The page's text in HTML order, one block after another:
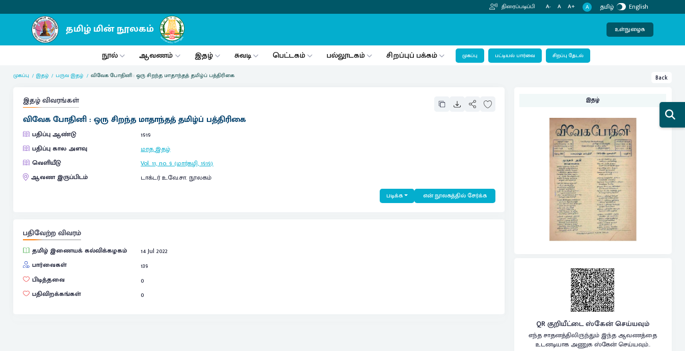
திரைப்படிப்பி A- A A+ A தமிழ் English
உள்நுழைக
நூல் ஆவணம் இதழ் சுவடி பெட்டகம் பல்லூடகம் சிறப்புப் பக்கம் முகப்பு பட்டியல் பார்வை சிறப்பு தேடல்
முகப்பு இதழ் பருவ இதழ் விவேக போதினி : ஒரு சிறந்த மாதாந்தத் தமிழ்ப் பத்திரிகை Back
இதழ் விவரங்கள்
விவேக போதினி : ஒரு சிறந்த மாதாந்தத் தமிழ்ப் பத்திரிகை
பதிப்பு ஆண்டு
1919
பதிப்பு கால அளவு
மாத இதழ்
வெளியீடு
Vol. 11, no. 9 (மார்கழி, 1919)
ஆவண இருப்பிடம்
டாக்டர் உ.வே.சா. நூலகம்
படிக்க என் நூலகத்தில் சேர்க்க
பதிவேற்ற விவரம்
தமிழ் இணையக் கல்விக்கழகம்
14 Jul 2022
பார்வைகள்
139
பிடித்தவை
0
பதிவிறக்கங்கள்
0
இதழ்
QR குறியீட்டை ஸ்கேன் செய்யவும்
எந்த சாதனத்திலிருந்தும் இந்த ஆவணத்தை
உடனடியாக அணுக ஸ்கேன் செய்யவும்..